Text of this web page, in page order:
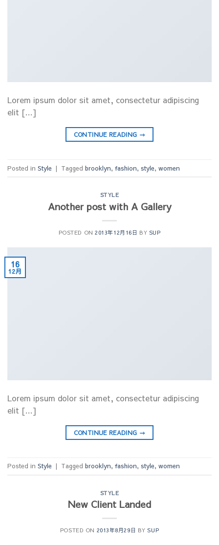
Lorem ipsum dolor sit amet, consectetur adipiscing
elit […]
CONTINUE READING →
Posted in Style | Tagged brooklyn, fashion, style, women
STYLE
Another post with A Gallery
POSTED ON2013年12月16日 BY SUP
16
12月
Lorem ipsum dolor sit amet, consectetur adipiscing
elit […]
CONTINUE READING →
Posted in Style | Tagged brooklyn, fashion, style, women
STYLE
New Client Landed
POSTED ON 2013年8月29日 BYSUP